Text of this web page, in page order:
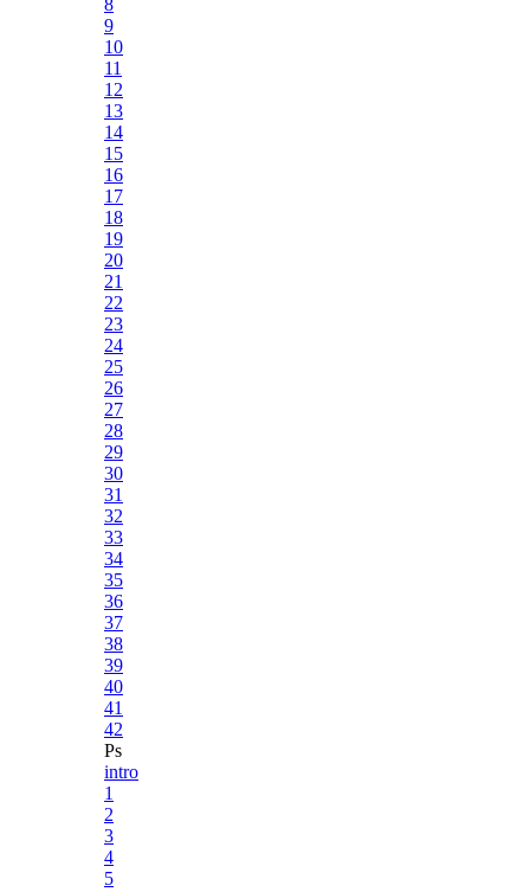
9
10
11
12
13
14
15
16
17
18
19
20
21
22
23
24
25
26
27
28
29
30
31
32
33
34
35
36
37
38
39
40
41
42
Ps
intro
1
2
3
4
5